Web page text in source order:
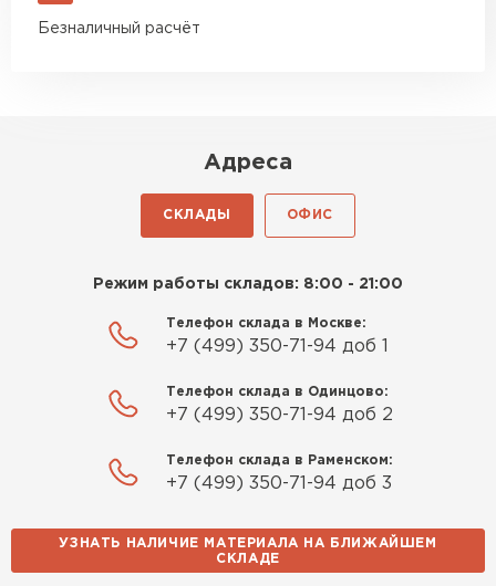
Безналичный расчёт
Адреса
СКЛАДЫ ОФИС
Режим работы складов: 8:00 - 21:00
Телефон склада в Москве:
+7 (499) 350-71-94 доб 1
Телефон склада в Одинцово:
+7 (499) 350-71-94 доб 2
Телефон склада в Раменском:
+7 (499) 350-71-94 доб 3
УЗНАТЬ НАЛИЧИЕ МАТЕРИАЛА НА БЛИЖАЙШЕМ
СКЛАДЕ